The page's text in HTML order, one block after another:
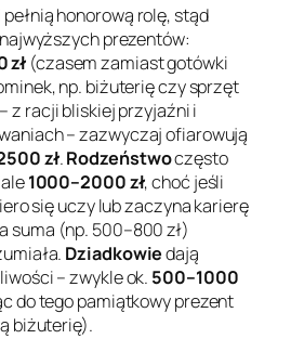
pełnią honorową rolę, stąd
prezentów:
zł (czasem zamiast gotówki
np. biżuterię czy sprzęt
– z racji bliskiej przyjaźni i
– zazwyczaj ofiarowują
zł.Rodzeństwoczęsto
1000–2000 zł, choć jeśli
się uczy lub zaczyna karierę
suma (np. 500–800 zł)
Dziadkowiedają
– zwykle ok. 500–1000
do tego pamiątkowy prezent
biżuterię).